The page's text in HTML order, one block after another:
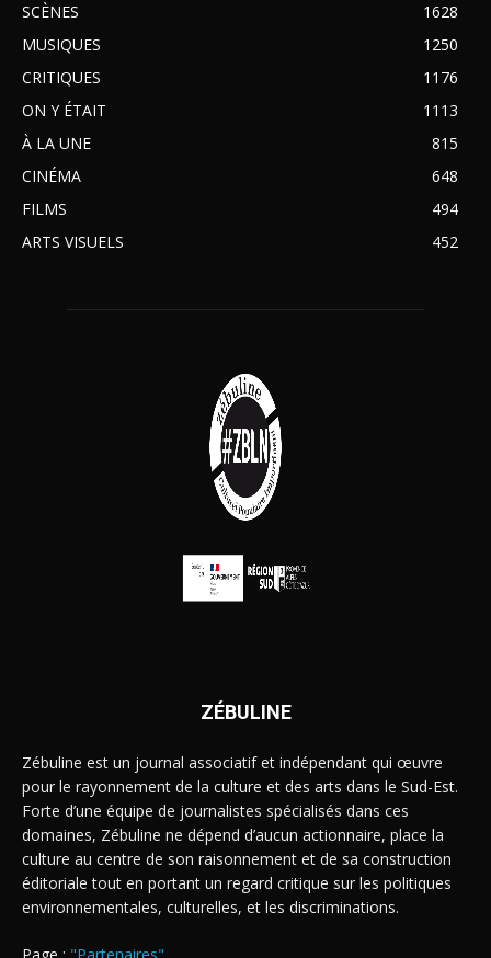
SCÈNES
1628
MUSIQUES
1250
CRITIQUES
1176
ON Y ÉTAIT
1113
À LA UNE
815
CINÉMA
648
FILMS
494
ARTS VISUELS
452
ZÉBULINE
Zébuline est un journal associatif et indépendant qui œuvre
pour le rayonnement de la culture et des arts dans le Sud-Est.
Forte d’une équipe de journalistes spécialisés dans ces
domaines, Zébuline ne dépend d’aucun actionnaire, place la
culture au centre de son raisonnement et de sa construction
éditoriale tout en portant un regard critique sur les politiques
environnementales, culturelles, et les discriminations.